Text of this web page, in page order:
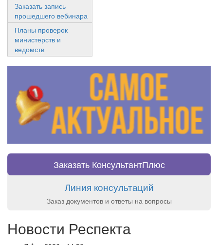
Заказать запись
прошедшего вебинара
Планы проверок
министерств и
ведомств
Заказать КонсультантПлюс
Линия консультаций
Заказ документов и ответы на вопросы
Новости Респекта